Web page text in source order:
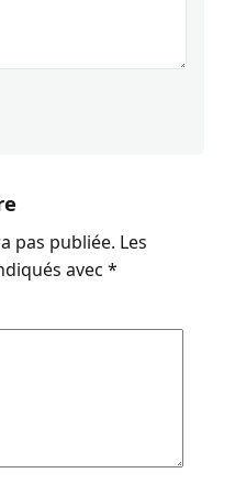
pas publiée. Les
avec *